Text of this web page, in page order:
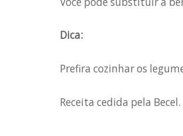
Dica:
Prefira cozinhar os
Receita cedida pela Becel.